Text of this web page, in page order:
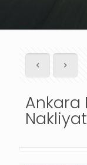
Ankara